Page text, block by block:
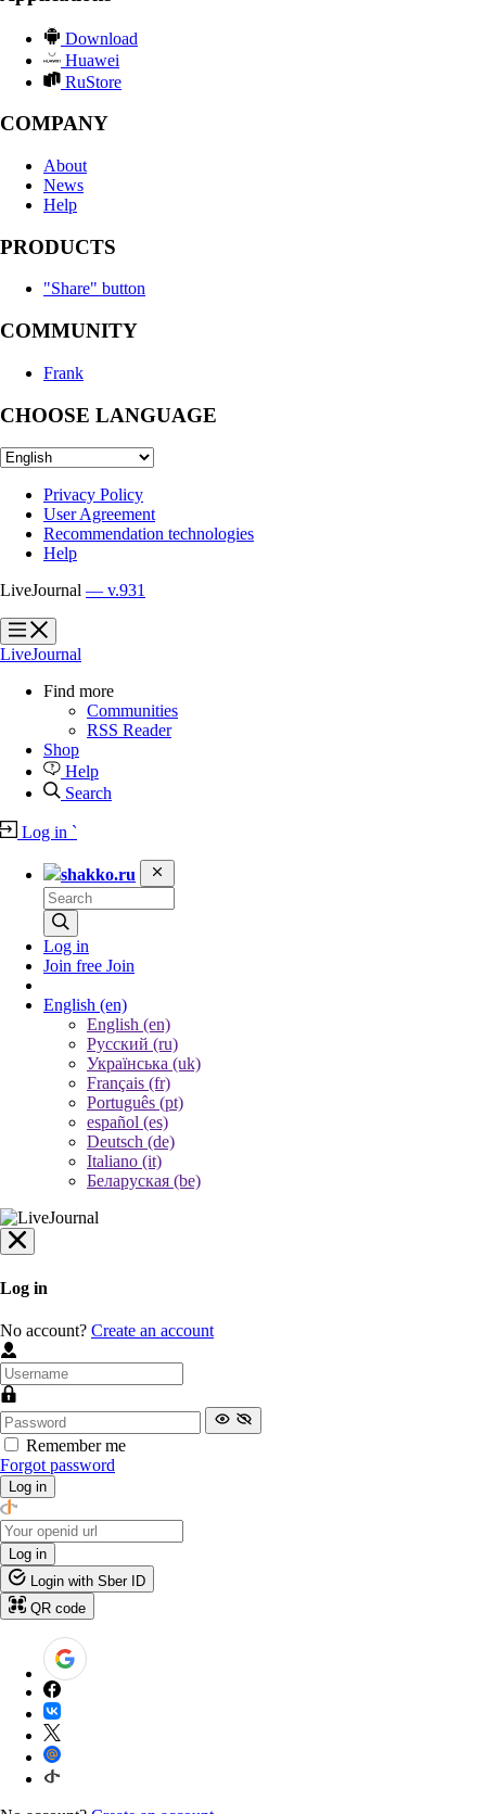
Download
Huawei
RuStore
COMPANY
About
News
Help
PRODUCTS
"Share" button
COMMUNITY
Frank
CHOOSE LANGUAGE
Privacy Policy
User Agreement
Recommendation technologies
Help
LiveJournal — v.931
?
?
LiveJournal
Find more
Communities
RSS Reader
Shop
Help
Search
Log in `
shakko.ru
Log in
Join free Join
English (en)
English (en)
Русский (ru)
Українська (uk)
Français (fr)
Português (pt)
español (es)
Deutsch (de)
Italiano (it)
Беларуская (be)
Log in
No account? Create an account
Remember me
Forgot password
Log in
Log in
Login with Sber ID
QR code